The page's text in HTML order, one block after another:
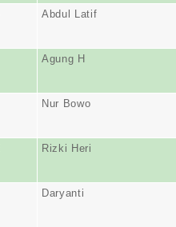
Abdul Latif
Agung H
Nur Bowo
Rizki Heri
Daryanti